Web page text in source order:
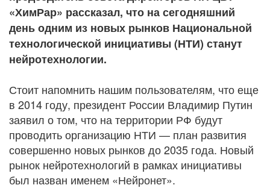
«ХимРар» рассказал, что на сегодняшний
день одним из новых рынков Национальной
технологической инициативы (НТИ) станут
нейротехнологии.
Стоит напомнить нашим пользователям, что еще
в 2014 году, президент России Владимир Путин
заявил о том, что на территории РФ будут
проводить организацию НТИ — план развития
совершенно новых рынков до 2035 года. Новый
рынок нейротехнологий в рамках инициативы
был назван именем «Нейронет».